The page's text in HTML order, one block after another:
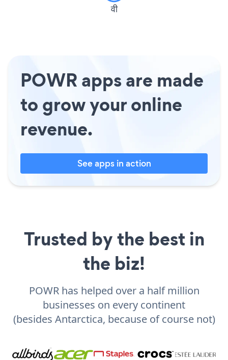
वी
POWR apps are made
to grow your online
revenue.
See apps in action
Trusted by the best in
the biz!
POWR has helped over a half million
businesses on every continent
(besides Antarctica, because of course not)